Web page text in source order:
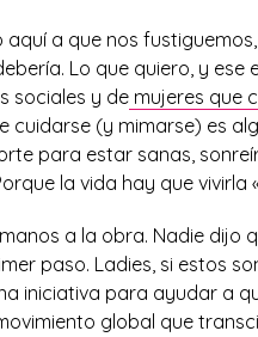
aquí a que nos
Lo que quiero, y
sociales y de mujeres que
cuidarse (y mimarse) es
para estar sanas,
la vida hay que vivirla
a la obra. Nadie dijo
paso. Ladies, si estos
una iniciativa para ayudar a
global que